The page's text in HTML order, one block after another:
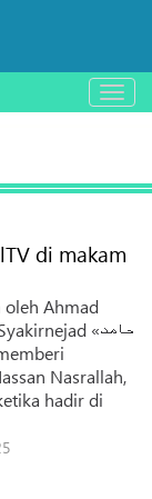
باز
و
منو
di makam
oleh Ahmad
Nasrallah,
hadir di